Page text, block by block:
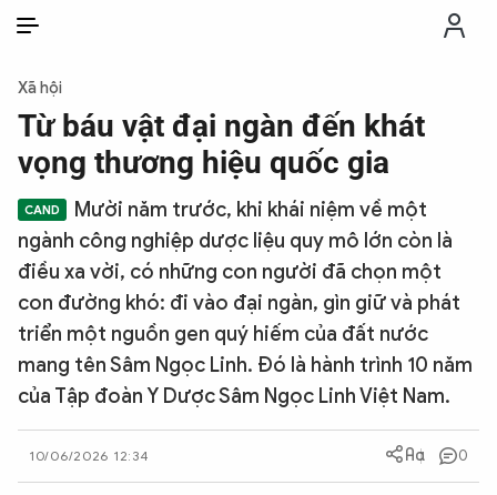
THỜI SỰ
CHỐNG DIỄN BIẾN HÒA BÌNH
CÔNG AN TRONG LÒNG DÂN
PHÁP LUẬT
CÔNG NGHỆ
Xã hội
Từ báu vật đại ngàn đến khát
vọng thương hiệu quốc gia
Mười năm trước, khi khái niệm về một
ngành công nghiệp dược liệu quy mô lớn còn là
điều xa vời, có những con người đã chọn một
con đường khó: đi vào đại ngàn, gìn giữ và phát
triển một nguồn gen quý hiếm của đất nước
mang tên Sâm Ngọc Linh. Đó là hành trình 10 năm
của Tập đoàn Y Dược Sâm Ngọc Linh Việt Nam.
10/06/2026 12:34 0